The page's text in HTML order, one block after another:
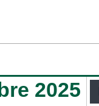
2025